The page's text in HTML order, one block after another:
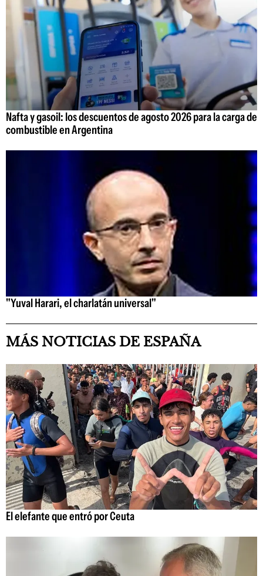
Nafta y gasoil: los descuentos de agosto 2026 para la carga de
combustible en Argentina
"Yuval Harari, el charlatán universal"
MÁS NOTICIAS DE ESPAÑA
El elefante que entró por Ceuta